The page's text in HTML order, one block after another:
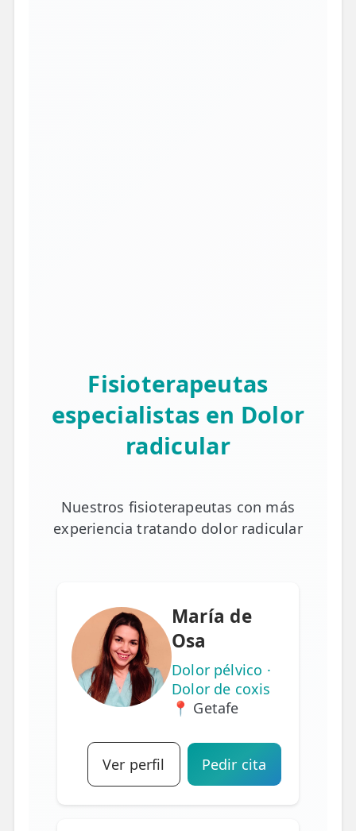
Fisioterapeutas
especialistas en Dolor
radicular
Nuestros fisioterapeutas con más
experiencia tratando dolor radicular
María de
Osa
Dolor pélvico ·
Dolor de coxis
📍 Getafe
Ver perfil Pedir cita